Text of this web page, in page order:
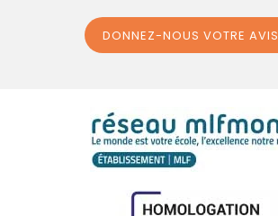
DONNEZ-NOUS VOTRE AVIS